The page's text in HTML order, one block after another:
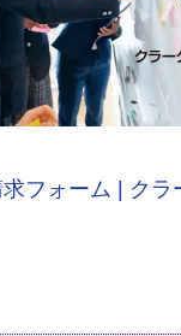
フォーム | クラ